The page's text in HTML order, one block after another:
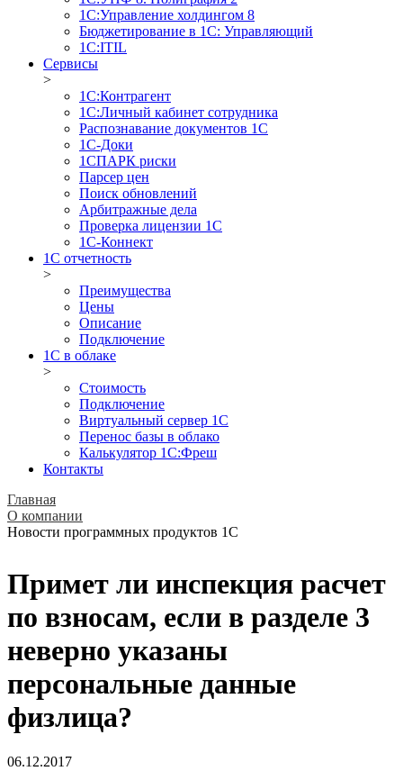
1С:Управление холдингом 8
Бюджетирование в 1С: Управляющий
1С:ITIL
Сервисы
>
1C:Контрагент
1С:Личный кабинет сотрудника
Распознавание документов 1С
1С-Доки
1CПАРК риски
Парсер цен
Поиск обновлений
Арбитражные дела
Проверка лицензии 1С
1С-Коннект
1C отчетность
>
Преимущества
Цены
Описание
Подключение
1С в облаке
>
Стоимость
Подключение
Виртуальный сервер 1С
Перенос базы в облако
Калькулятор 1С:Фреш
Контакты
Главная
О компании
Новости программных продуктов 1С
Примет ли инспекция расчет
по взносам, если в разделе 3
неверно указаны
персональные данные
физлица?
06.12.2017